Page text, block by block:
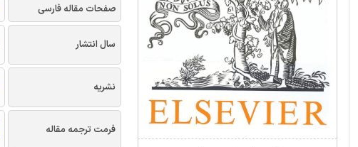
صفحات مقاله فارسی
سال انتشار
نشریه
فرمت ترجمه مقاله